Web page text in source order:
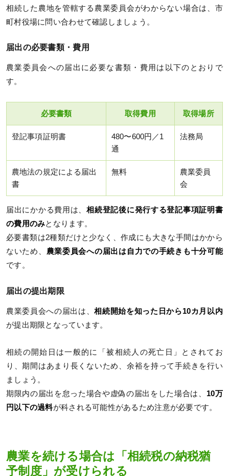
相続した農地を管轄する農業委員会がわからない場合は、市
町村役場に問い合わせて確認しましょう。
届出の必要書類・費用
農業委員会への届出に必要な書類・費用は以下のとおりで
す。
必要書類 取得費用 取得場所
登記事項証明書
480〜600円／1
通
法務局
農地法の規定による届出
書
無料
農業委員
会
届出にかかる費用は、相続登記後に発行する登記事項証明書
の費用のみとなります。
必要書類は2種類だけと少なく、作成にも大きな手間はかから
ないため、 農業委員会への届出は自力での手続きも十分可能
です。
届出の提出期限
農業委員会への届出は、相続開始を知った日から10カ月以内
が提出期限となっています。
相続の開始日は一般的に「被相続人の死亡日」とされてお
り、期間はあまり長くないため、余裕を持って手続きを行い
ましょう。
期限内の届出を怠った場合や虚偽の届出をした場合は、 10万
円以下の過料が科される可能性があるため注意が必要です。
農業を続ける場合は「相続税の納税猶
予制度」が受けられる